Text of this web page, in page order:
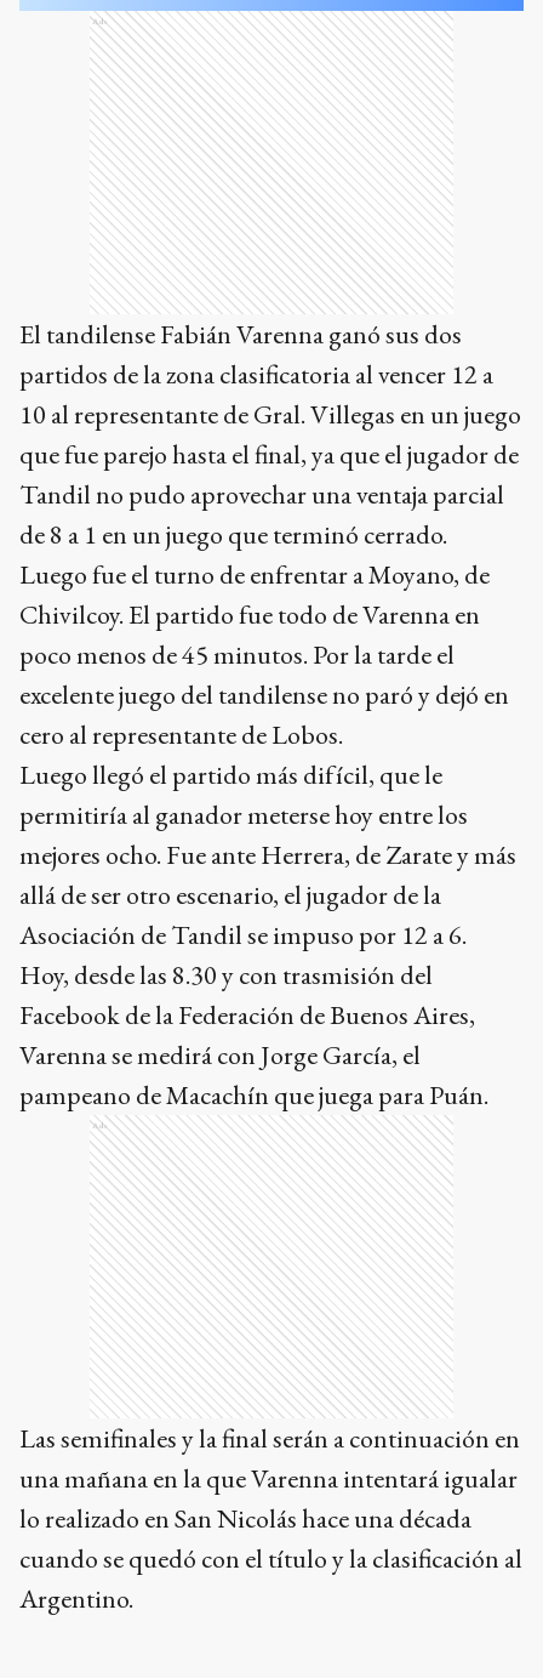
Ads
El tandilense Fabián Varenna ganó sus dos
partidos de la zona clasificatoria al vencer 12 a
10 al representante de Gral. Villegas en un juego
que fue parejo hasta el final, ya que el jugador de
Tandil no pudo aprovechar una ventaja parcial
de 8 a 1 en un juego que terminó cerrado.
Luego fue el turno de enfrentar a Moyano, de
Chivilcoy. El partido fue todo de Varenna en
poco menos de 45 minutos. Por la tarde el
excelente juego del tandilense no paró y dejó en
cero al representante de Lobos.
Luego llegó el partido más difícil, que le
permitiría al ganador meterse hoy entre los
mejores ocho. Fue ante Herrera, de Zarate y más
allá de ser otro escenario, el jugador de la
Asociación de Tandil se impuso por 12 a 6.
Hoy, desde las 8.30 y con trasmisión del
Facebook de la Federación de Buenos Aires,
Varenna se medirá con Jorge García, el
pampeano de Macachín que juega para Puán.
Ads
Las semifinales y la final serán a continuación en
una mañana en la que Varenna intentará igualar
lo realizado en San Nicolás hace una década
cuando se quedó con el título y la clasificación al
Argentino.